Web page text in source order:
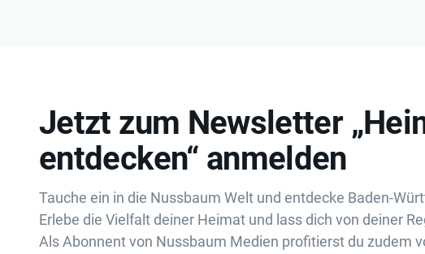
Jetzt zum Newsletter
entdecken“ anmelden
Tauche ein in die Nussbaum Welt und entdecke Baden-
Erlebe die Vielfalt deiner Heimat und lass dich von deiner
Als Abonnent von Nussbaum Medien profitierst du zudem